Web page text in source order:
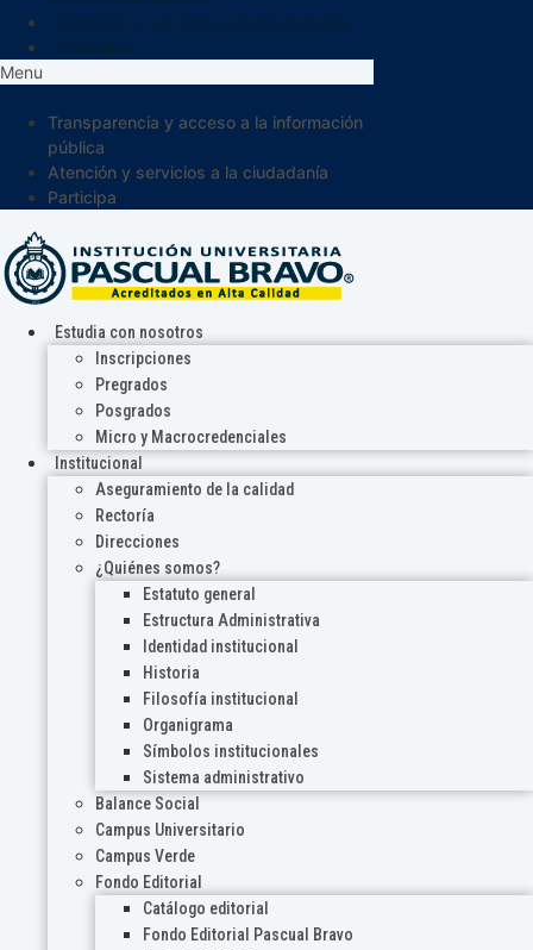
Menu
Transparencia y acceso a la información
pública
Atención y servicios a la ciudadanía
Participa
Estudia con nosotros
Inscripciones
Pregrados
Posgrados
Micro y Macrocredenciales
Institucional
Aseguramiento de la calidad
Rectoría
Direcciones
¿Quiénes somos?
Estatuto general
Estructura Administrativa
Identidad institucional
Historia
Filosofía institucional
Organigrama
Símbolos institucionales
Sistema administrativo
Balance Social
Campus Universitario
Campus Verde
Fondo Editorial
Catálogo editorial
Fondo Editorial Pascual Bravo